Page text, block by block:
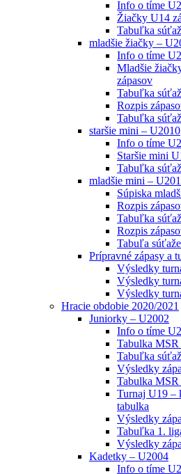
Info o tíme
Žiačky U14
Tabuľka
mladšie žiačky –
Info o tíme
Mladšie
zápasov
Tabuľka
Rozpis
Tabuľka
staršie mini – U2010
Info o tíme
Staršie mini
Tabuľka
mladšie mini –
Súpiska
Rozpis
Tabuľka
Rozpis
Tabuľa
Prípravné zápasy a
Výsledky
Výsledky
Výsledky
Hracie obdobie 2020/2021
Juniorky – U2002
Info o tíme
Tabulka
Tabuľka
Výsledky
Tabulka
Turnaj U19 –
tabulka
Výsledky
Tabuľka 1.
Výsledky
Kadetky – U2004
Info o tíme